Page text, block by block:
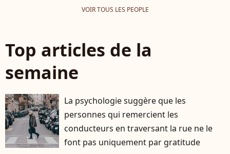
VOIR TOUS LES PEOPLE
Top articles de la
semaine
La psychologie suggère que les
personnes qui remercient les
conducteurs en traversant la rue ne le
font pas uniquement par gratitude